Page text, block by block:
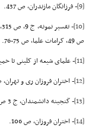
[9] - فرزانگان مازندران، ص 437.
[10]
ص 49, کرامات علما، ص 75-76.
[11]
- علماى شیعه از کلینى تا
[12]
- اختران فروزان رى و تهران، ص
[13]
- گنجینه دانشمندان، ج 3 ص 1242, نقباءالبشر، آقا بزرگ تهرانى، ج3، ص 1242.
[14]
- اختران فروزان، ص 106.